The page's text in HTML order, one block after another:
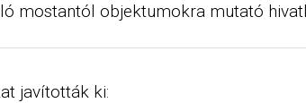
mostantól objektumokra mutató
javították ki: